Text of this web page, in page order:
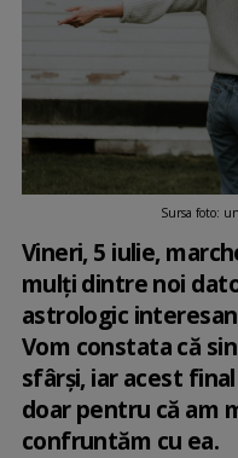
Sursa foto:
Vineri, 5 iulie,
mulți dintre noi
astrologic
Vom constata că
sfârși, iar acest
doar pentru că am
confruntăm cu ea.